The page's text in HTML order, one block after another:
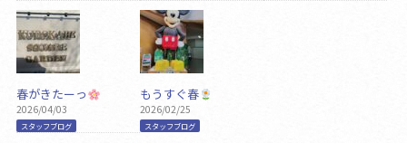
春がきたーっ
2026/04/03
スタッフブログ
もうすぐ春
2026/02/25
スタッフブログ